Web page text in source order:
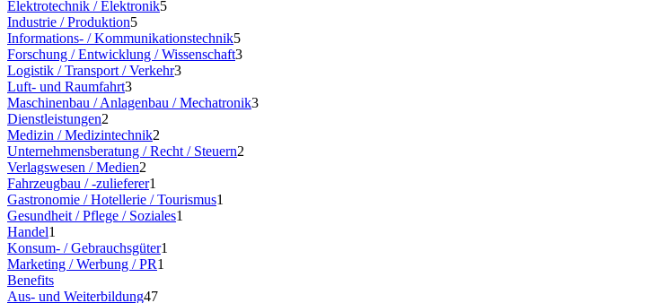
Elektrotechnik / Elektronik5
Industrie / Produktion5
Informations- / Kommunikationstechnik5
Forschung / Entwicklung / Wissenschaft3
Logistik / Transport / Verkehr3
Luft- und Raumfahrt3
Maschinenbau / Anlagenbau / Mechatronik3
Dienstleistungen2
Medizin / Medizintechnik2
Unternehmensberatung / Recht / Steuern2
Verlagswesen / Medien2
Fahrzeugbau / -zulieferer1
Gastronomie / Hotellerie / Tourismus1
Gesundheit / Pflege / Soziales1
Handel1
Konsum- / Gebrauchsgüter1
Marketing / Werbung / PR1
Benefits
Aus- und Weiterbildung47